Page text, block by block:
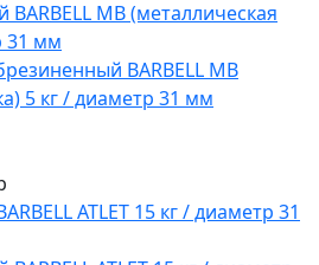
BARBELL MB
5 кг / диаметр 31 мм
ATLET 15 кг / диаметр 31